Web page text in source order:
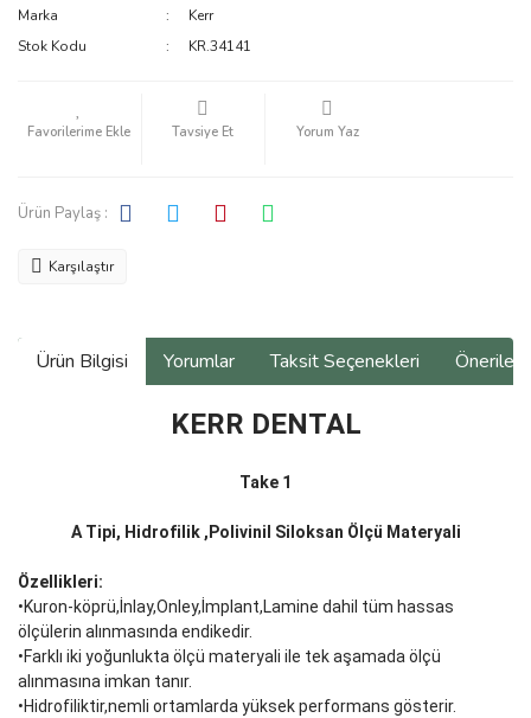
Marka
Kerr
Stok Kodu
KR.34141
Tavsiye Et Yorum Yaz
Ürün Paylaş :
Karşılaştır
Ürün Bilgisi Yorumlar Taksit Seçenekleri
KERR DENTAL
Take 1
A Tipi, Hidrofilik ,Polivinil Siloksan Ölçü Materyali
Özellikleri:
•Kuron-köprü,İnlay,Onley,İmplant,Lamine dahil tüm hassas
ölçülerin alınmasında endikedir.
•Farklı iki yoğunlukta ölçü materyali ile tek aşamada ölçü
alınmasına imkan tanır.
•Hidrofiliktir,nemli ortamlarda yüksek performans gösterir.